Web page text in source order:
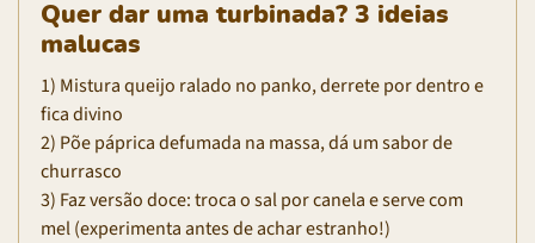
Quer dar uma turbinada? 3 ideias
malucas
1) Mistura queijo ralado no panko, derrete por dentro e
fica divino
2) Põe páprica defumada na massa, dá um sabor de
churrasco
3) Faz versão doce: troca o sal por canela e serve com
mel (experimenta antes de achar estranho!)